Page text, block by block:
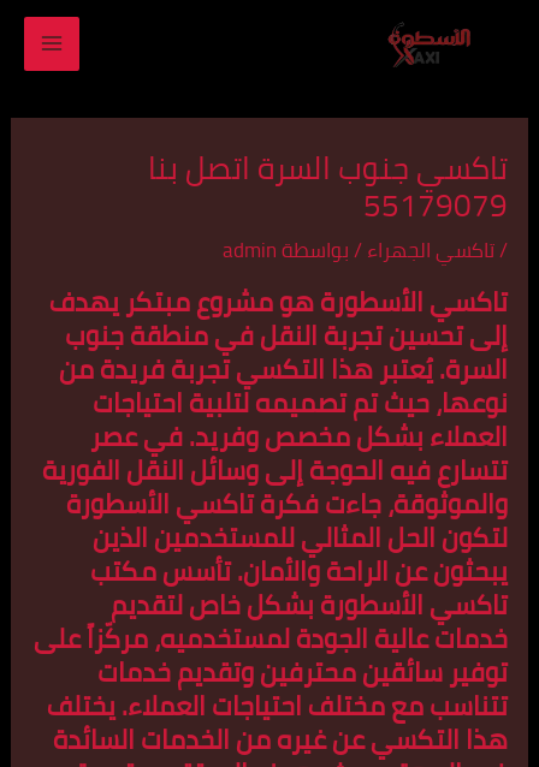
تاكسي جنوب السرة اتصل بنا
55179079
/تاكسي الجهراء/ بواسطةadmin
تاكسي الأسطورة هو مشروع مبتكر يهدف
إلى تحسين تجربة النقل في منطقة جنوب
السرة. يُعتبر هذا التكسي تجربة فريدة من
نوعها، حيث تم تصميمه لتلبية احتياجات
العملاء بشكل مخصص وفريد. في عصر
تتسارع فيه الحوجة إلى وسائل النقل الفورية
والموثوقة، جاءت فكرة تاكسي الأسطورة
لتكون الحل المثالي للمستخدمين الذين
يبحثون عن الراحة والأمان. تأسس مكتب
تاكسي الأسطورة بشكل خاص لتقديم
خدمات عالية الجودة لمستخدميه، مركّزاً على
توفير سائقين محترفين وتقديم خدمات
تتناسب مع مختلف احتياجات العملاء. يختلف
هذا التكسي عن غيره من الخدمات السائدة